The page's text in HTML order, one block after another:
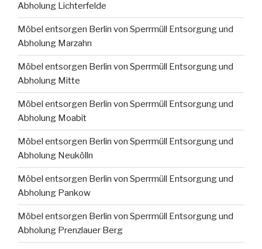
Abholung Lichterfelde
Möbel entsorgen Berlin von Sperrmüll Entsorgung und
Abholung Marzahn
Möbel entsorgen Berlin von Sperrmüll Entsorgung und
Abholung Mitte
Möbel entsorgen Berlin von Sperrmüll Entsorgung und
Abholung Moabit
Möbel entsorgen Berlin von Sperrmüll Entsorgung und
Abholung Neukölln
Möbel entsorgen Berlin von Sperrmüll Entsorgung und
Abholung Pankow
Möbel entsorgen Berlin von Sperrmüll Entsorgung und
Abholung Prenzlauer Berg